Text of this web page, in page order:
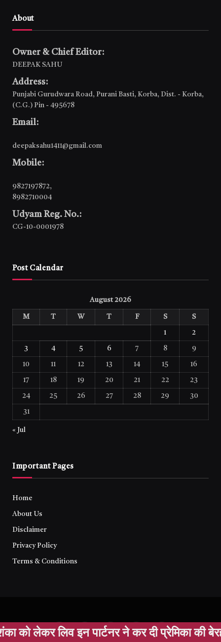
About
Owner & Chief Editor:
DEEPAK SAHU
Address:
Punjabi Gurudwara Road, Purani Basti, Korba, Dist. - Korba,
(C.G.) Pin - 495678
Email:
deepaksahu1411@gmail.com
Mobile:
9827197872,
8982710004
Udyam Reg. No.:
CG-10-0001978
Post Calendar
August 2026
M T W T F S S
1 2
3 4 5 6 7 8 9
10 11 12 13 14 15 16
17 18 19 20 21 22 23
24 25 26 27 28 29 30
31
« Jul
Important Pages
Home
About Us
Disclaimer
Privacy Policy
Terms & Conditions
Facebook
X InstagramYouTube WhatsApp
ने कर दी प्रेमिका की बेरहमी से हत्या, आरोपी